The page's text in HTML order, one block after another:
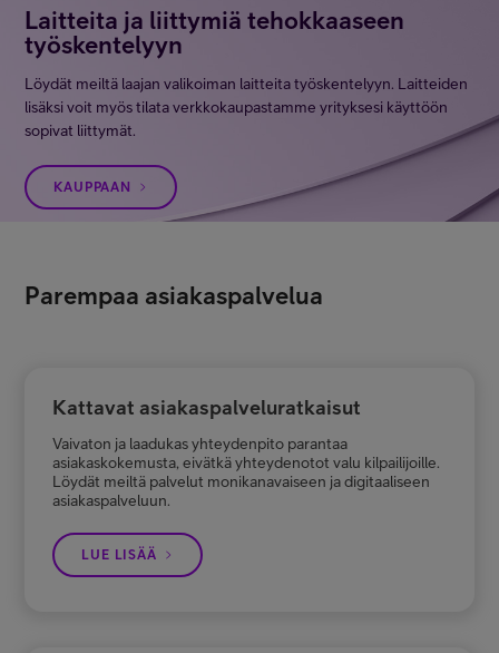
Laitteita ja liittymiä tehokkaaseen
työskentelyyn
Löydät meiltä laajan valikoiman laitteita työskentelyyn. Laitteiden
lisäksi voit myös tilata verkkokaupastamme yrityksesi käyttöön
sopivat liittymät.
KAUPPAAN
Parempaa asiakaspalvelua
Kattavat asiakaspalveluratkaisut
Vaivaton ja laadukas yhteydenpito parantaa
asiakaskokemusta, eivätkä yhteydenotot valu kilpailijoille.
Löydät meiltä palvelut monikanavaiseen ja digitaaliseen
asiakaspalveluun.
LUE LISÄÄ